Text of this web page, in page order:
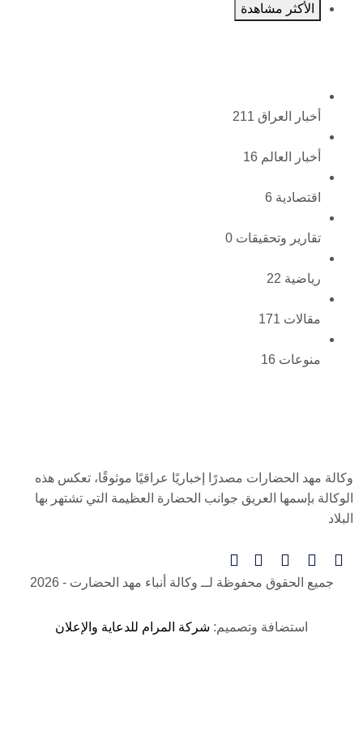
الأكثر مشاهدة
أخبار العراق 211
أخبار العالم 16
اقتصادية 6
تقارير وتحقيقات 0
رياضية 22
مقالات 171
منوعات 16
وكالة مهد الحضارات مصدرًا إخباريًا عراقيًا موثوقًا، تعكس هذه
الوكالة بإسمها العريق جوانب الحضارة العظيمة التي تشتهر بها
البلاد
جميع الحقوق محفوظة لــ وكالة أنباء مهد الحضارت - 2026
استضافة وتصميم: شركة المرام للدعاية والإعلان